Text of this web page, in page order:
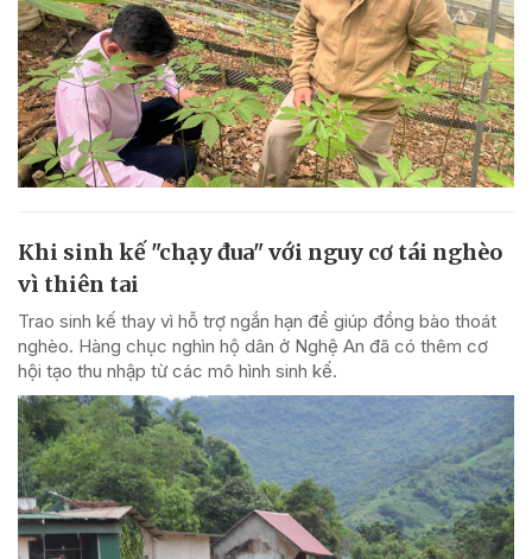
Khi sinh kế "chạy đua" với nguy cơ tái nghèo
vì thiên tai
Trao sinh kế thay vì hỗ trợ ngắn hạn để giúp đồng bào thoát
nghèo. Hàng chục nghìn hộ dân ở Nghệ An đã có thêm cơ
hội tạo thu nhập từ các mô hình sinh kế.